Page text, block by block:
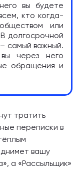
вы будете
кто когда-
или
долгосрочной
самый важный.
через него
обращения и
тратить
переписки в
вашу
а «Рассыльщик»